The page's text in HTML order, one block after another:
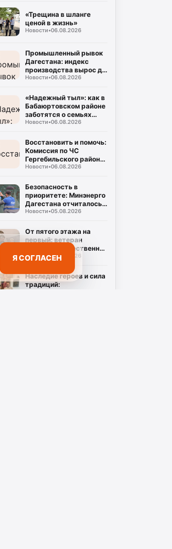
«Трещина в шланге
ценой в жизнь»
Новости•06.08.2026
Промышленный рывок
Дагестана: индекс
производства вырос до
106%, а объем отгрузки
миллиардов рублей
Новости•06.08.2026
«Надежный тыл»: как в
Бабаюртовском районе
заботятся о семьях
героев СВО, превращая
дела
Новости•06.08.2026
Восстановить и помочь:
Комиссия по ЧС
Гергебильского района
детально оценивает
в Курми и Хвартикуни
Новости•06.08.2026
Безопасность в
приоритете: Минэнерго
Дагестана отчиталось о
двукратном снижении
эксплуатации газа
Новости•05.08.2026
От пятого этажа на
первый: ветеран
Великой Отечественной
Муса Багаудинов
квартиры в Каспийске
Новости•05.08.2026
Наследие героев и сила
традиций:
Я СОГЛАСЕН